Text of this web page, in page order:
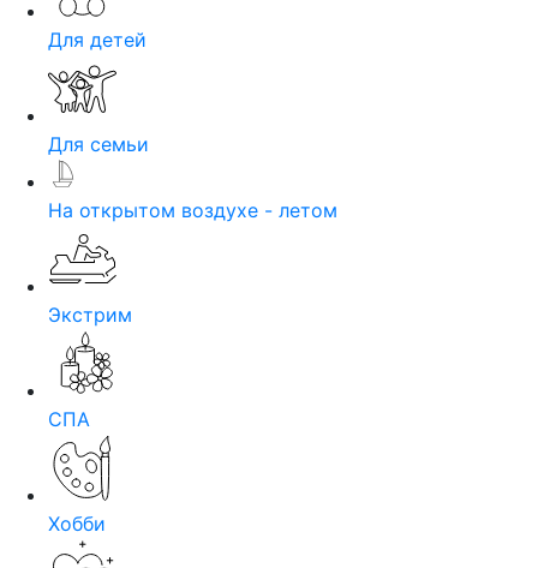
Для детей
Для семьи
На открытом воздухе - летом
Экстрим
СПА
Хобби